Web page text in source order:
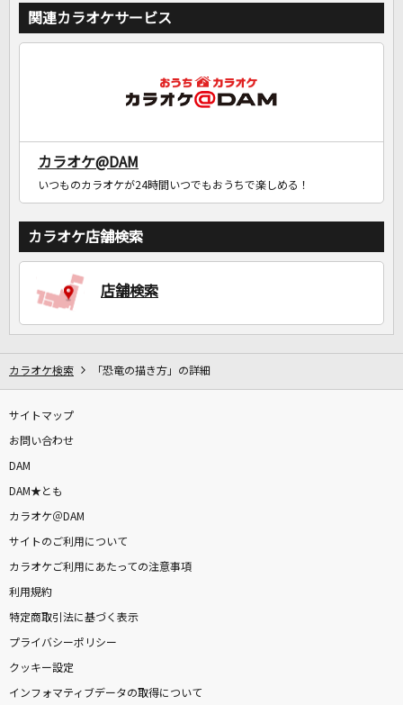
家族や友達と一緒に！練習にも！
関連カラオケサービス
カラオケ@DAM
いつものカラオケが24時間いつでもおうちで楽しめる！
カラオケ店舗検索
店舗検索
カラオケ検索 「恐竜の描き方」の詳細
サイトマップ
お問い合わせ
DAM
DAM★とも
カラオケ＠DAM
サイトのご利用について
カラオケご利用にあたっての注意事項
利用規約
特定商取引法に基づく表示
プライバシーポリシー
クッキー設定
インフォマティブデータの取得について